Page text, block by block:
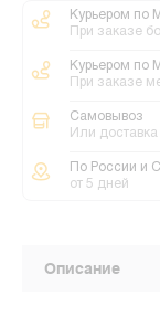
Курьером по
При заказе
Курьером по
При заказе
Самовывоз
Или
По России и
от 5 дней
Описание